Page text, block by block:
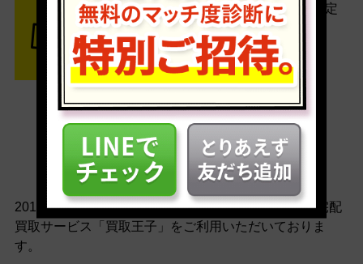
査定結果はメールでお知らせ。査定
結果がOKなら金額をお支払い！
安心の買取実績
2010年のサービス開始以来多くのお客様に、ネット宅配
買取サービス「買取王子」をご利用いただいておりま
す。